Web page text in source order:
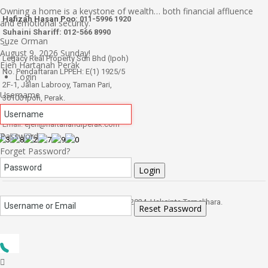
Hafizah Hasan Poo: 011-5996 1920
Suhaini Shariff: 012-566 8990
—
Legacy Real Property Sdn Bhd (Ipoh)
No. Pendaftaran LPPEH: E(1) 1925/5
2F-1, Jalan Labrooy, Taman Pari,
30100 Ipoh, Perak.
—
Email:ejen@hartanahdiperak.com
HartanahdiPerak.com © 2024. Hakcipta Terpelihara.
Owning a home is a keystone of wealth… both financial affluence
and emotional security.
Suze Orman
August 9, 2026 Sunday!
Ejen Hartanah Perak
Login
Username
Password
Forget Password?
Login
Reset Password